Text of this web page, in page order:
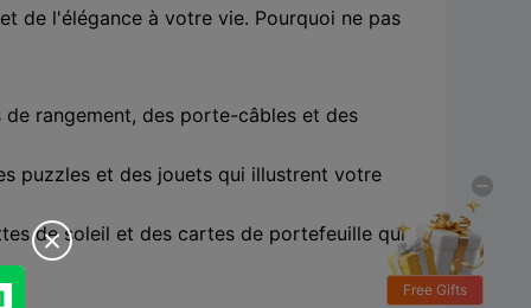
de l'élégance à votre vie. Pourquoi ne pas
rangement, des porte-câbles et des
puzzles et des jouets qui illustrent votre
de soleil et des cartes de portefeuille qui
Free Gifts
